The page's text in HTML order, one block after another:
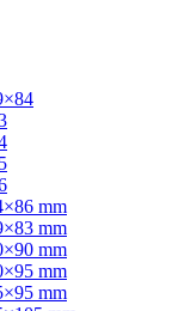
mm
mm
mm
mm
mm